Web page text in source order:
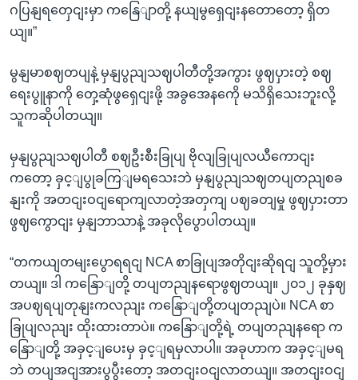
ဂပြနျရတှေငျးမှာ ကနြေျာတို့ နယျမွရှေငျးနတောတော့ ရှိတ
ယျ။”
မွနျမာစဈတပျနဲ့ မှနျပွညျသဈပါတီတို့အကွား ဖွဈပှားတဲ့ စဈ
ရေးပွူနာကို တှေ့ဆုံဖွရှေငျးဖို့ အခွအေနကေို မသိရှိသေးဘူးလို့
သူကဆိုပါတယျ။
မှနျပွညျသဈပါတီ စဈဦးစီးခြုပျ ဗိုလျခြုပျလယီကောငျး
ကတော့ ခှင့ျပွုခကြျမရသေးဘဲ မှနျပွညျသဈတပျတညျစခ
နျးကို အတငျးဝငျရောကျလာတဲ့အတှကျ ပဈခတျမှု ဖွဈပှားတာ
ဖွဈကွောငျး မှနျဘာသာနဲ့ အခုလိုပွောပါတယျ။
“တကယျတမျးပွောရရငျ NCA စာခြုပျအတိုငျးဆိုရငျ သူတို့မှား
တယျ။ ဒါ ကနြောျတို့ တပျတညျနရောဖွဈတယျ။ ၂၀၁၂ ခုနှဈ
အပဈရပျတုနျးကလညျး ကနြောျတို့တပျတညျပဲ။ NCA စာ
ခြုပျလညျး ထိုးထားတာပဲ။ ကနြောျတို့ရဲ့ တပျတညျနရော က
နြောျတို့ အခှင့ျပေးမှ ခှင့ျရမှလာပါ။ အခုဟာက အခှင့ျမရ
ဘဲ တပျအငျအားပွပွီးတော့ အတငျးဝငျလာတယျ။ အတငျးဝငျ